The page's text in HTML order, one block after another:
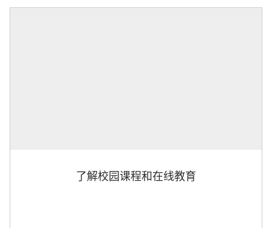
了解校园课程和在线教育